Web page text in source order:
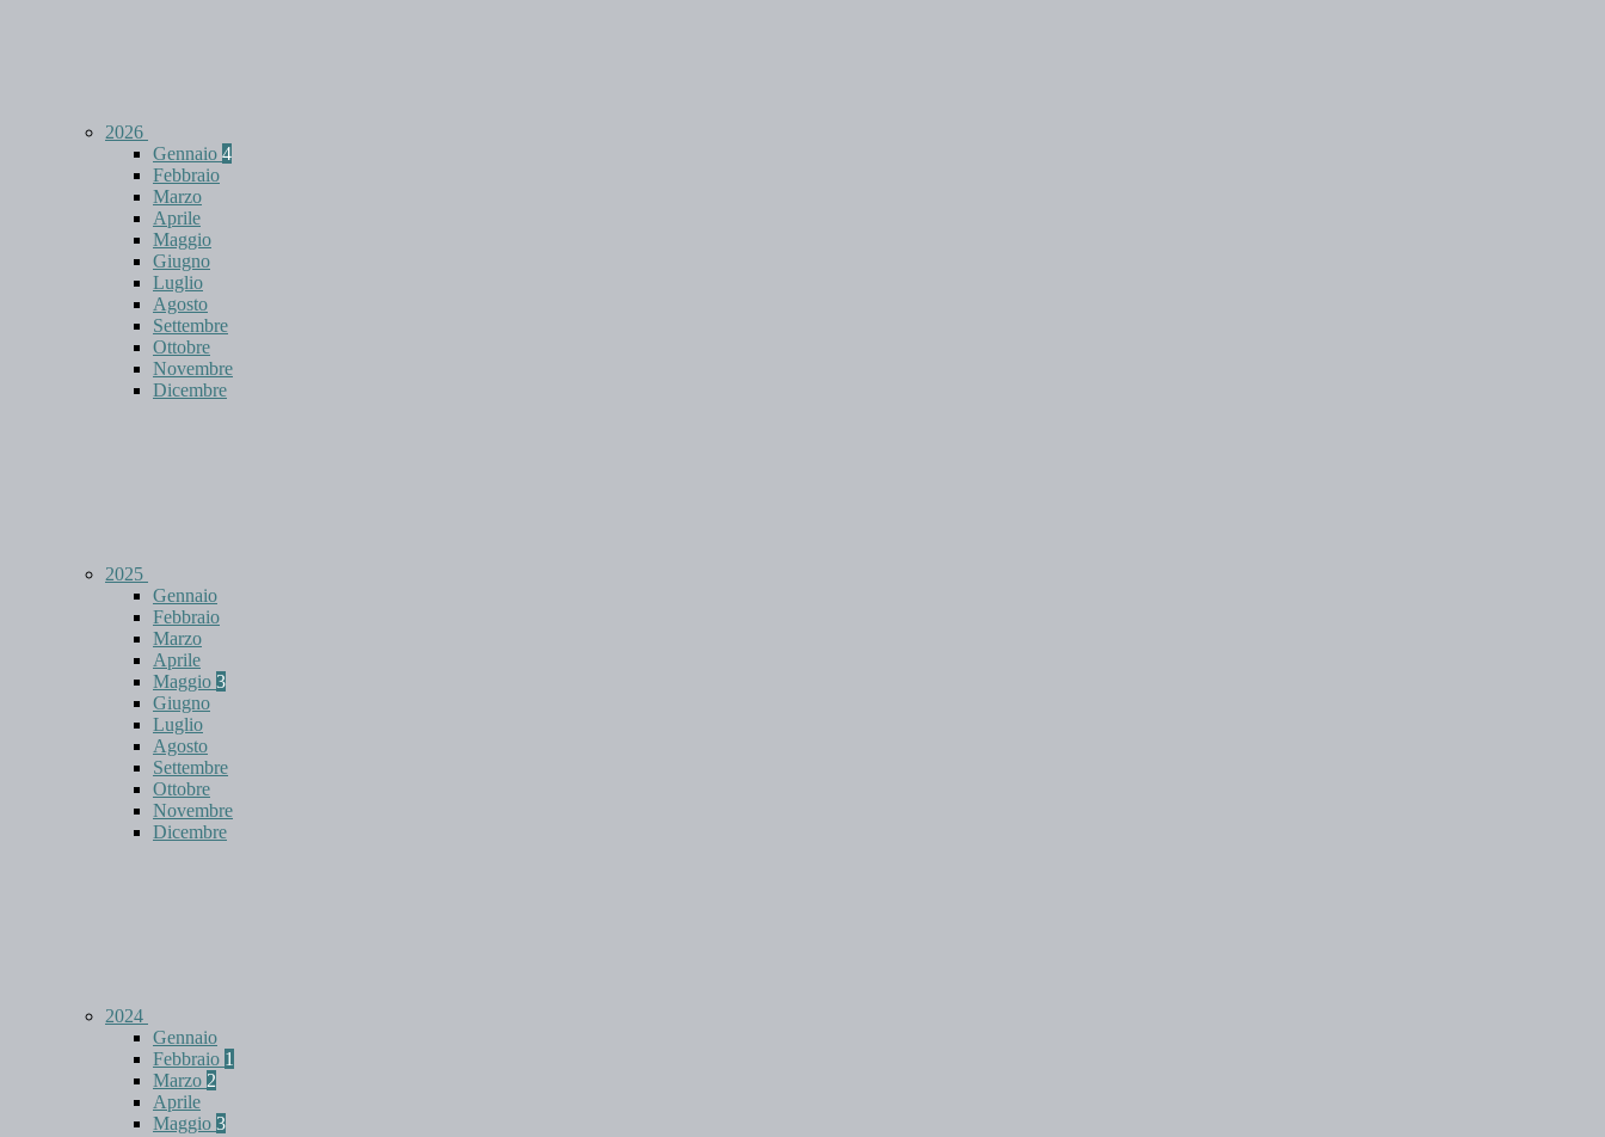
2026
Gennaio 4
Febbraio
Marzo
Aprile
Maggio
Giugno
Luglio
Agosto
Settembre
Ottobre
Novembre
Dicembre
2025
Gennaio
Febbraio
Marzo
Aprile
Maggio 3
Giugno
Luglio
Agosto
Settembre
Ottobre
Novembre
Dicembre
2024
Gennaio
Febbraio 1
Marzo 2
Aprile
Maggio 3